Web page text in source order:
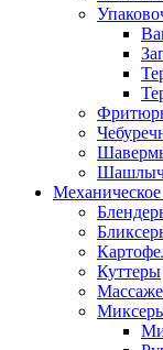
Куттеры